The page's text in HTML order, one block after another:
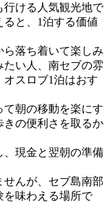
行ける人気観光地で
と、1泊する価値
落ち着いて楽しみ
い人、南セブの雰
スロブ1泊はおす
朝の移動を楽にす
きの便利さを取るか
、現金と翌朝の準備
んが、セブ島南部
を味わえる場所で